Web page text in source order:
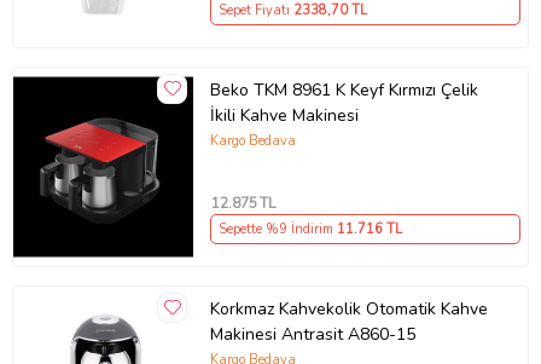
Sepet Fiyatı 2338,70 TL
Beko TKM 8961 K Keyf Kırmızı Çelik
İkili Kahve Makinesi
Kargo Bedava
12.875TL
Sepette %9 İndirim 11.716TL
Korkmaz Kahvekolik Otomatik Kahve
Makinesi Antrasit A860-15
Kargo Bedava